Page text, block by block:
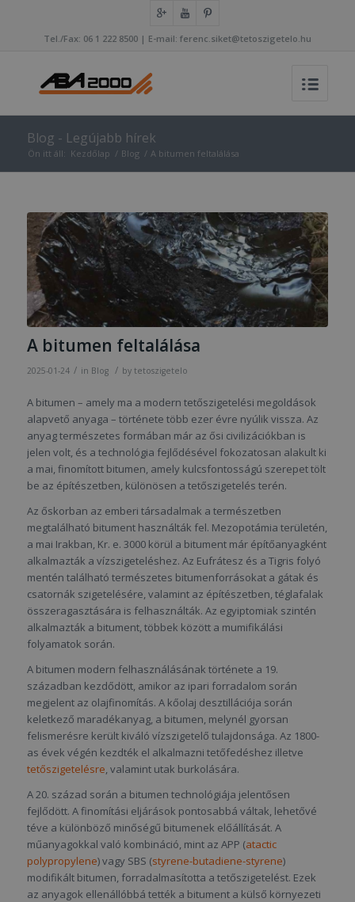
Tel./Fax: 06 1 222 8500 | E-mail: ferenc.siket@tetoszigetelo.hu
Blog - Legújabb hírek
Ön itt áll: Kezdőlap / Blog / A bitumen feltalálása
A bitumen feltalálása
2025-01-24 / in Blog / by tetoszigetelo
A bitumen – amely ma a modern tetőszigetelési megoldások
alapvető anyaga – története több ezer évre nyúlik vissza. Az
anyag természetes formában már az ősi civilizációkban is
jelen volt, és a technológia fejlődésével fokozatosan alakult ki
a mai, finomított bitumen, amely kulcsfontosságú szerepet tölt
be az építészetben, különösen a tetőszigetelés terén.
Az őskorban az emberi társadalmak a természetben
megtalálható bitument használták fel. Mezopotámia területén,
a mai Irakban, Kr. e. 3000 körül a bitument már építőanyagként
alkalmazták a vízszigeteléshez. Az Eufrátesz és a Tigris folyó
mentén található természetes bitumenforrásokat a gátak és
csatornák szigetelésére, valamint az építészetben, téglafalak
összeragasztására is felhasználták. Az egyiptomiak szintén
alkalmazták a bitument, többek között a mumifikálási
folyamatok során.
A bitumen modern felhasználásának története a 19.
században kezdődött, amikor az ipari forradalom során
megjelent az olajfinomítás. A kőolaj desztillációja során
keletkező maradékanyag, a bitumen, melynél gyorsan
felismerésre került kiváló vízszigetelő tulajdonsága. Az 1800-
as évek végén kezdték el alkalmazni tetőfedéshez illetve
tetőszigetelésre, valamint utak burkolására.
A 20. század során a bitumen technológiája jelentősen
fejlődött. A finomítási eljárások pontosabbá váltak, lehetővé
téve a különböző minőségű bitumenek előállítását. A
műanyagokkal való kombináció, mint az APP (atactic
polypropylene) vagy SBS (styrene-butadiene-styrene)
modifikált bitumen, forradalmasította a tetőszigetelést. Ezek
az anyagok ellenállóbbá tették a bitument a külső környezeti